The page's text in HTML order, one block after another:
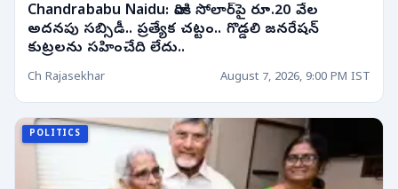
Chandrababu Naidu: వారికి సోలార్‌పై రూ.20 వేల
అదనపు సబ్సిడీ.. ప్రత్యేక చట్టం.. గొడ్డలి జనరేషన్
కుట్రలను సహించేది లేదు..
Ch Rajasekhar August 7, 2026, 9:00 PM IST
POLITICS